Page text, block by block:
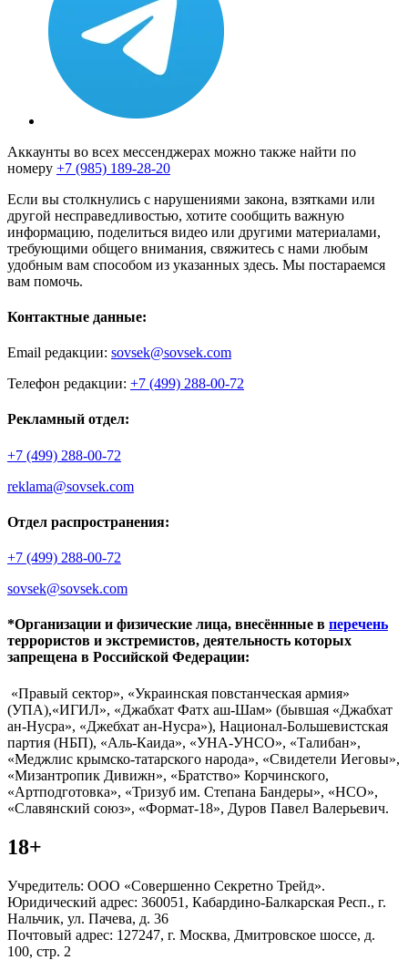
Аккаунты во всех мессенджерах можно также найти по
номеру +7 (985) 189-28-20
Если вы столкнулись с нарушениями закона, взятками или
другой несправедливостью, хотите сообщить важную
информацию, поделиться видео или другими материалами,
требующими общего внимания, свяжитесь с нами любым
удобным вам способом из указанных здесь. Мы постараемся
вам помочь.
Контактные данные:
Email редакции: sovsek@sovsek.com
Телефон редакции: +7 (499) 288-00-72
Рекламный отдел:
+7 (499) 288-00-72
reklama@sovsek.com
Отдел распространения:
+7 (499) 288-00-72
sovsek@sovsek.com
*Организации и физические лица, внесённные в перечень
террористов и экстремистов, деятельность которых
запрещена в Российской Федерации:
«Правый сектор», «Украинская повстанческая армия»
(УПА),«ИГИЛ», «Джабхат Фатх аш-Шам» (бывшая «Джабхат
ан-Нусра», «Джебхат ан-Нусра»), Национал-Большевистская
партия (НБП), «Аль-Каида», «УНА-УНСО», «Талибан»,
«Меджлис крымско-татарского народа», «Свидетели Иеговы»,
«Мизантропик Дивижн», «Братство» Корчинского,
«Артподготовка», «Тризуб им. Степана Бандеры», «НСО»,
«Славянский союз», «Формат-18», Дуров Павел Валерьевич.
18+
Учредитель: ООО «Совершенно Секретно Трейд».
Юридический адрес: 360051, Кабардино-Балкарская Респ., г.
Нальчик, ул. Пачева, д. 36
Почтовый адрес: 127247, г. Москва, Дмитровское шоссе, д.
100, стр. 2